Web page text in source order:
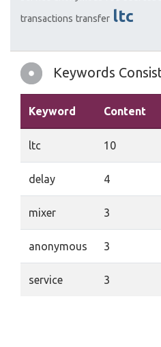
transactions transfer ltc
Keywords
Keyword Content
ltc 10
delay 4
mixer 3
anonymous 3
service 3